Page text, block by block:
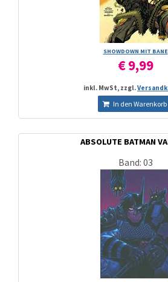
SHOWDOWN MIT BANE
€ 9,99
inkl. MwSt, zzgl.
In den Warenkorb
ABSOLUTE BATMAN
Band: 03